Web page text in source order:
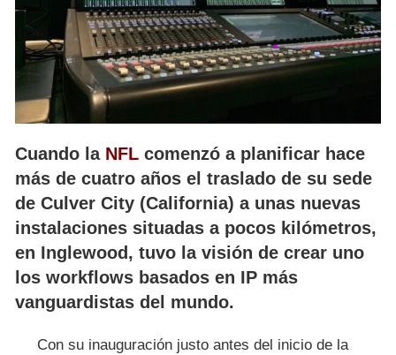
Cuando la NFL comenzó a planificar hace
más de cuatro años el traslado de su sede
de Culver City (California) a unas nuevas
instalaciones situadas a pocos kilómetros,
en Inglewood, tuvo la visión de crear uno
los workflows basados en IP más
vanguardistas del mundo.
Con su inauguración justo antes del inicio de la